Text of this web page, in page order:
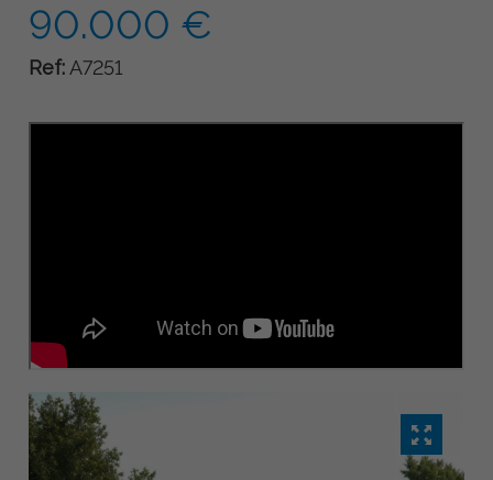
90.000 €
Ref: A7251